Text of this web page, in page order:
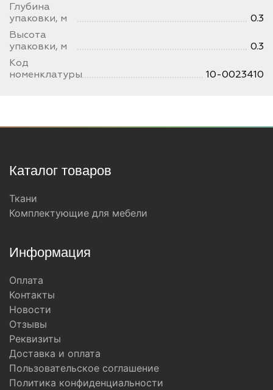
Глубина
упаковки, м
0.3
Высота
упаковки, м
0.3
Код
номенклатуры
10-0023410
Каталог товаров
Ткани
Комплектующие для мебели
Информация
Оплата
Контакты
Новости
Отзывы
Реквизиты
Доставка и оплата
Пользовательское соглашение
Политика конфиденциальности